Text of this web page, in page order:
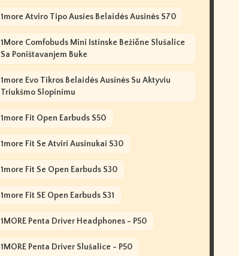
1more Atviro Tipo Ausies Belaidės Ausinės S70
1More Comfobuds Mini Istinske Bežične Slušalice
Sa Poništavanjem Buke
1more Evo Tikros Belaidės Ausinės Su Aktyviu
Triukšmo Slopinimu
1more Fit Open Earbuds S50
1more Fit Se Atviri Ausinukai S30
1more Fit Se Open Earbuds S30
1more Fit SE Open Earbuds S31
1MORE Penta Driver Headphones - P50
1MORE Penta Driver Slušalice - P50